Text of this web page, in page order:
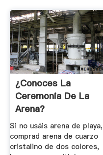
¿Conoces La
Ceremonia De La
Arena?
Si no usáis arena de playa,
comprad arena de cuarzo
cristalino de dos colores,